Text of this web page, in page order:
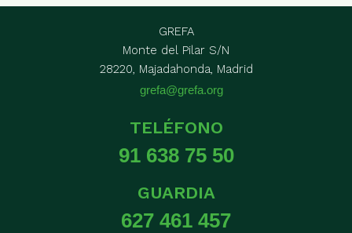
GREFA
Monte del Pilar S/N
28220, Majadahonda, Madrid
grefa@grefa.org
TELÉFONO
91 638 75 50
GUARDIA
627 461 457